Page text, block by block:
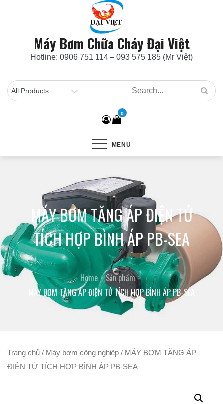
Máy Bơm Chữa Cháy Đại Việt
Hotline: 0906 751 114 – 093 575 185 (Mr Việt)
0
MENU
MÁY BƠM TĂNG ÁP ĐIỆN TỬ
TÍCH HỢP BÌNH ÁP PB-SEA
Home
Sản phẩm
MÁY BƠM TĂNG ÁP ĐIỆN TỬ TÍCH HỢP BÌNH ÁP PB-SEA
Trang chủ / Máy bơm công nghiệp / MÁY BƠM TĂNG ÁP
ĐIỆN TỬ TÍCH HỢP BÌNH ÁP PB-SEA